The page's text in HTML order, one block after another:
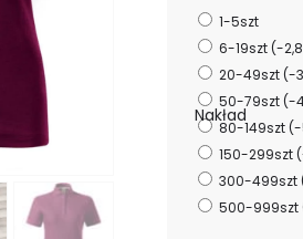
Nakład
1-5szt
6-19szt(-
20-49szt(-
50-79szt(-
80-149szt(-
150-299szt
300-499szt
500-999szt